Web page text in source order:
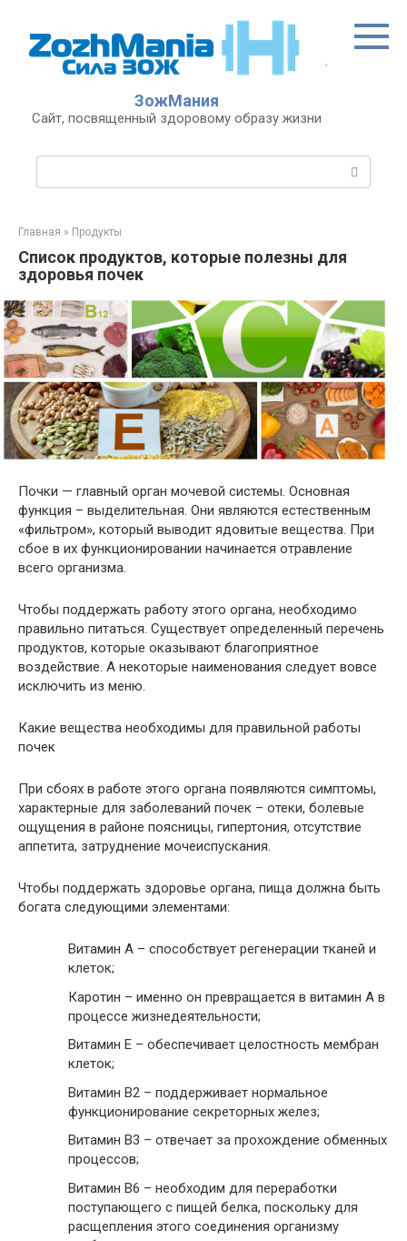
контенту
ЗожМания
Сайт, посвященный здоровому образу жизни
Главная » Продукты
Список продуктов, которые полезны для
здоровья почек
Почки — главный орган мочевой системы. Основная
функция – выделительная. Они являются естественным
«фильтром», который выводит ядовитые вещества. При
сбое в их функционировании начинается отравление
всего организма.
Чтобы поддержать работу этого органа, необходимо
правильно питаться. Существует определенный перечень
продуктов, которые оказывают благоприятное
воздействие. А некоторые наименования следует вовсе
исключить из меню.
Какие вещества необходимы для правильной работы
почек
При сбоях в работе этого органа появляются симптомы,
характерные для заболеваний почек – отеки, болевые
ощущения в районе поясницы, гипертония, отсутствие
аппетита, затруднение мочеиспускания.
Чтобы поддержать здоровье органа, пища должна быть
богата следующими элементами:
Витамин А – способствует регенерации тканей и
клеток;
Каротин – именно он превращается в витамин А в
процессе жизнедеятельности;
Витамин Е – обеспечивает целостность мембран
клеток;
Витамин В2 – поддерживает нормальное
функционирование секреторных желез;
Витамин В3 – отвечает за прохождение обменных
процессов;
Витамин В6 – необходим для переработки
поступающего с пищей белка, поскольку для
расщепления этого соединения организму